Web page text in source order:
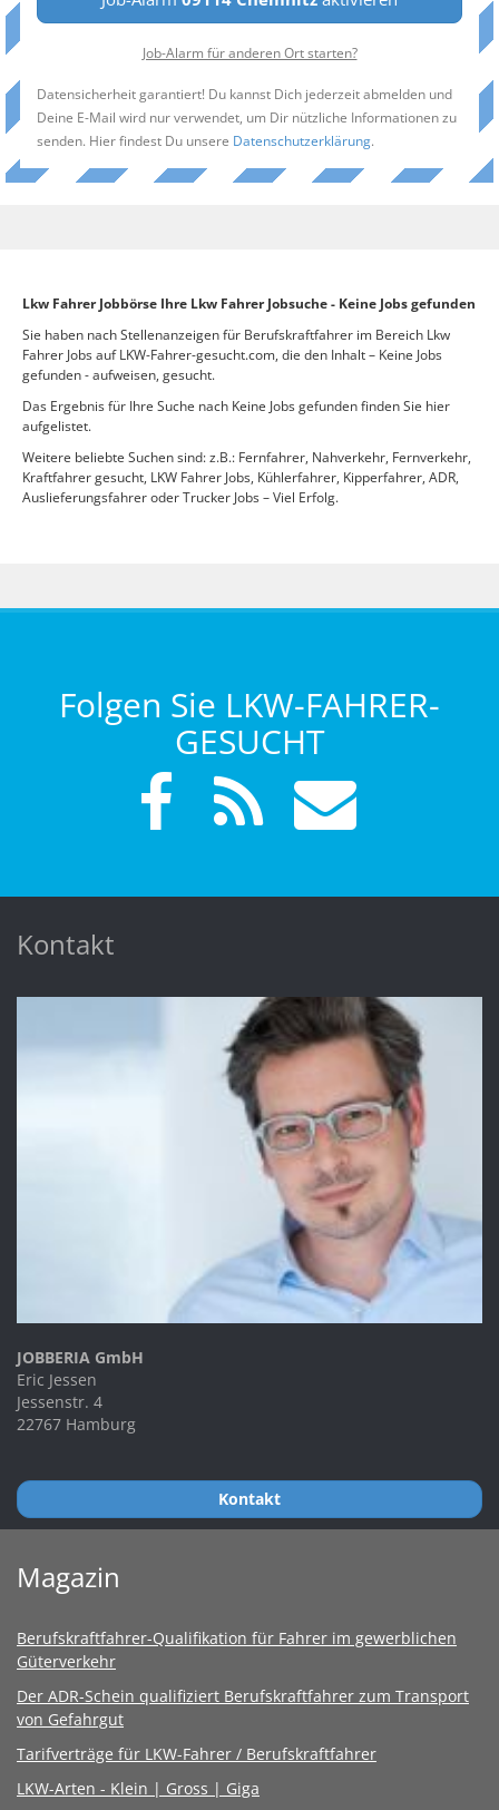
Job-Alarm für anderen Ort starten?
Datensicherheit garantiert! Du kannst Dich jederzeit abmelden und
Deine E-Mail wird nur verwendet, um Dir nützliche Informationen zu
senden. Hier findest Du unsere Datenschutzerklärung.
Lkw Fahrer Jobbörse Ihre Lkw Fahrer Jobsuche - Keine Jobs gefunden
Sie haben nach Stellenanzeigen für Berufskraftfahrer im Bereich Lkw
Fahrer Jobs auf LKW-Fahrer-gesucht.com, die den Inhalt – Keine Jobs
gefunden - aufweisen, gesucht.
Das Ergebnis für Ihre Suche nach Keine Jobs gefunden finden Sie hier
aufgelistet.
Weitere beliebte Suchen sind: z.B.: Fernfahrer, Nahverkehr, Fernverkehr,
Kraftfahrer gesucht, LKW Fahrer Jobs, Kühlerfahrer, Kipperfahrer, ADR,
Auslieferungsfahrer oder Trucker Jobs – Viel Erfolg.
Folgen Sie LKW-FAHRER-
GESUCHT
Kontakt
JOBBERIA GmbH
Eric Jessen
Jessenstr. 4
22767 Hamburg
Kontakt
Magazin
Berufskraftfahrer-Qualifikation für Fahrer im gewerblichen
Güterverkehr
Der ADR-Schein qualifiziert Berufskraftfahrer zum Transport
von Gefahrgut
Tarifverträge für LKW-Fahrer / Berufskraftfahrer
LKW-Arten - Klein | Gross | Giga